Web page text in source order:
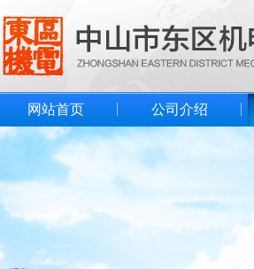
网站首页 公司介绍